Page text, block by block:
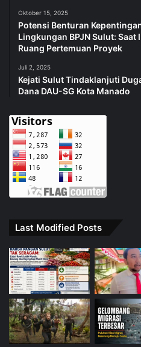
Oktober 15, 2025
Potensi Benturan
Lingkungan BPJN Sulut:
Ruang Pertemuan Proyek
Juli 2, 2025
Kejati Sulut Tindaklanjuti
Dana DAU-SG Kota Manado
Last Modified Posts